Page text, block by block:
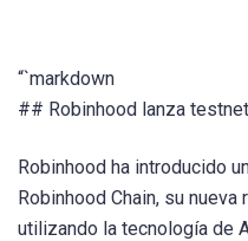
“`markdown
## Robinhood lanza
Robinhood ha introducido
Robinhood Chain, su nueva
utilizando la tecnología de